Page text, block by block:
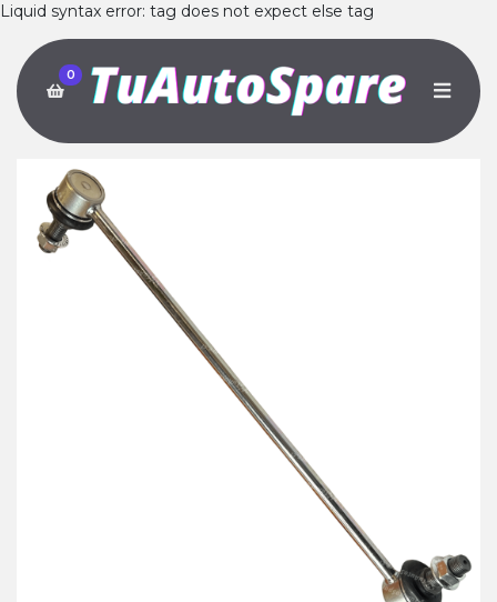
Liquid syntax error: tag does not expect else tag
0